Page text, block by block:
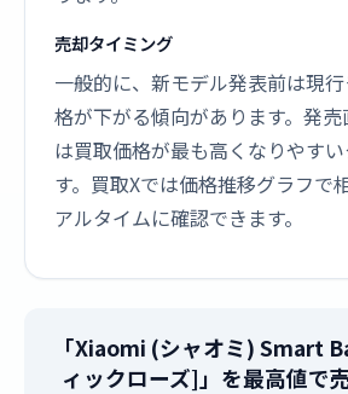
売却タイミング
一般的に、新モデル発表前は現
格が下がる傾向があります。発
は買取価格が最も高くなりやす
す。買取Xでは価格推移グラフで
アルタイムに確認できます。
「Xiaomi (シャオミ) Smart
ィックローズ]」を最高値で